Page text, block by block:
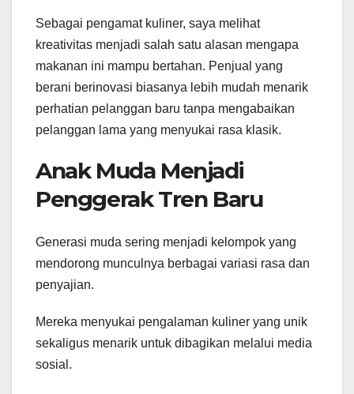
Sebagai pengamat kuliner, saya melihat
kreativitas menjadi salah satu alasan mengapa
makanan ini mampu bertahan. Penjual yang
berani berinovasi biasanya lebih mudah menarik
perhatian pelanggan baru tanpa mengabaikan
pelanggan lama yang menyukai rasa klasik.
Anak Muda Menjadi
Penggerak Tren Baru
Generasi muda sering menjadi kelompok yang
mendorong munculnya berbagai variasi rasa dan
penyajian.
Mereka menyukai pengalaman kuliner yang unik
sekaligus menarik untuk dibagikan melalui media
sosial.